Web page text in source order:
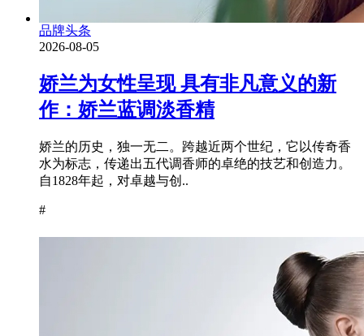
品牌头条
2026-08-05
娇兰为女性呈现 具有非凡意义的新
作：娇兰蓝调淡香精
娇兰的历史，独一无二。跨越近两个世纪，它以传奇香
水为标志，传递出五代调香师的卓绝的技艺和创造力。
自1828年起，对卓越与创..
#